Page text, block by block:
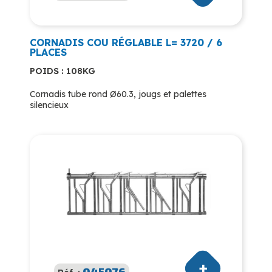
CORNADIS COU RÉGLABLE L= 3720 / 6
PLACES
POIDS : 108KG
Cornadis tube rond Ø60.3, jougs et palettes
silencieux